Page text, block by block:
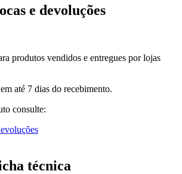
e devoluções
produtos vendidos e entregues por lojas
até 7 dias do recebimento.
consulte:
técnica